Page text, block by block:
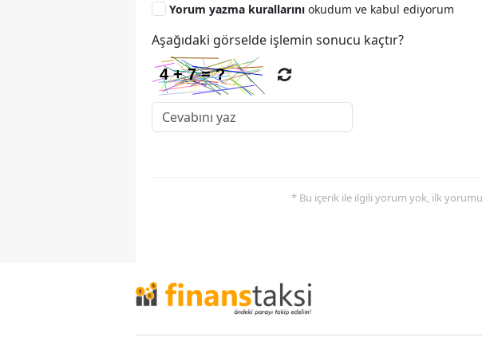
Yorum yazma kurallarını okudum ve kabul ediyorum
Aşağıdaki görselde işlemin sonucu kaçtır?
* Bu içerik ile ilgili yorum yok, ilk yorumu